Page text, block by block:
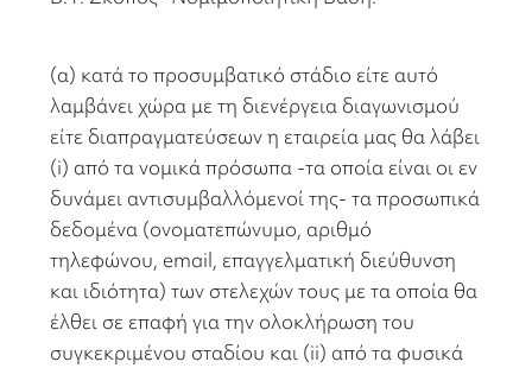
(α) κατά το προσυμβατικό στάδιο είτε αυτό
λαμβάνει χώρα με τη διενέργεια διαγωνισμού
είτε διαπραγματεύσεων η εταιρεία μας θα λάβει
(i) από τα νομικά πρόσωπα -τα οποία είναι οι εν
δυνάμει αντισυμβαλλόμενοί της- τα προσωπικά
δεδομένα (ονοματεπώνυμο, αριθμό
τηλεφώνου, email, επαγγελματική διεύθυνση
και ιδιότητα) των στελεχών τους με τα οποία θα
έλθει σε επαφή για την ολοκλήρωση του
συγκεκριμένου σταδίου και (ii) από τα φυσικά